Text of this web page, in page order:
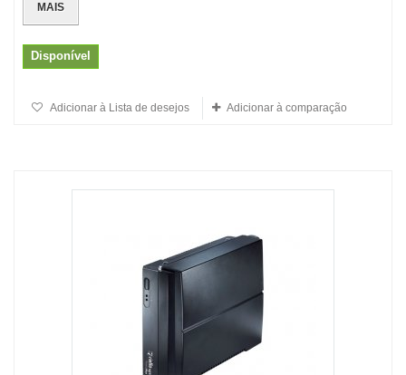
MAIS
Disponível
Adicionar à Lista de desejos Adicionar à comparação